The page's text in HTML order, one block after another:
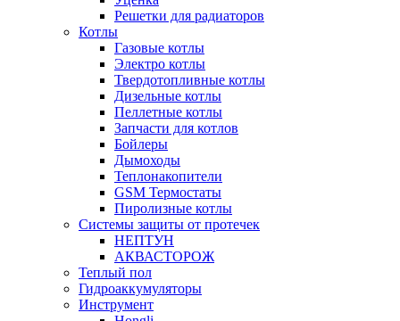
Решетки для радиаторов
Котлы
Газовые котлы
Электро котлы
Твердотопливные котлы
Дизельные котлы
Пеллетные котлы
Запчасти для котлов
Бойлеры
Дымоходы
Теплонакопители
GSM Термостаты
Пиролизные котлы
Системы защиты от протечек
НЕПТУН
АКВАСТОРОЖ
Теплый пол
Гидроаккумуляторы
Инструмент